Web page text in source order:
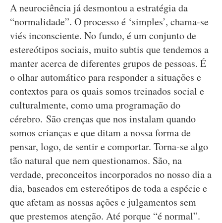
A neurociência já desmontou a estratégia da
“normalidade”. O processo é ‘simples’, chama-se
viés inconsciente. No fundo, é um conjunto de
estereótipos sociais, muito subtis que tendemos a
manter acerca de diferentes grupos de pessoas. É
o olhar automático para responder a situações e
contextos para os quais somos treinados social e
culturalmente, como uma programação do
cérebro. São crenças que nos instalam quando
somos crianças e que ditam a nossa forma de
pensar, logo, de sentir e comportar. Torna-se algo
tão natural que nem questionamos. São, na
verdade, preconceitos incorporados no nosso dia a
dia, baseados em estereótipos de toda a espécie e
que afetam as nossas ações e julgamentos sem
que prestemos atenção. Até porque “é normal”.